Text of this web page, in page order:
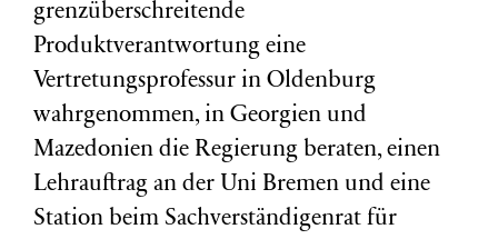
grenzüberschreitende
Produktverantwortung eine
Vertretungsprofessur in Oldenburg
wahrgenommen, in Georgien und
Mazedonien die Regierung beraten, einen
Lehrauftrag an der Uni Bremen und eine
Station beim Sachverständigenrat für